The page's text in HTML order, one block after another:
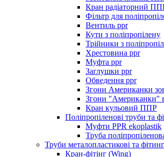
Кран радіаторний
Фільтр для
Вентиль ppr
Кути з поліпропілену
Трійники з
Хрестовина ppr
Муфта ppr
Заглушки ppr
Обведення ppr
Згони Американки
Згони "Американки"
Кран кульовий ППР
Поліпропіленові труби та
Муфти PPR ekoplastik
Труба
Труби металопластикові та
Кран-фітінг (Wing)